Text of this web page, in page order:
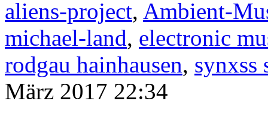
aliens-project, Ambient-
michael-land, electronic
rodgau hainhausen, synxss
März 2017 22:34